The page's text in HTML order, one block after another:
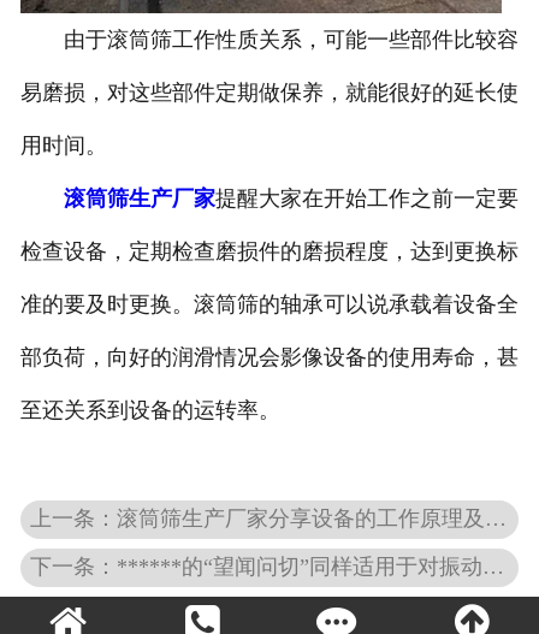
由于滚筒筛工作性质关系，可能一些部件比较容
易磨损，对这些部件定期做保养，就能很好的延长使
用时间。
滚筒筛生产厂家提醒大家在开始工作之前一定要
检查设备，定期检查磨损件的磨损程度，达到更换标
准的要及时更换。滚筒筛的轴承可以说承载着设备全
部负荷，向好的润滑情况会影像设备的使用寿命，甚
至还关系到设备的运转率。
上一条：滚筒筛生产厂家分享设备的工作原理及易损件保养重点
下一条：******的“望闻问切”同样适用于对振动筛激振器的诊断